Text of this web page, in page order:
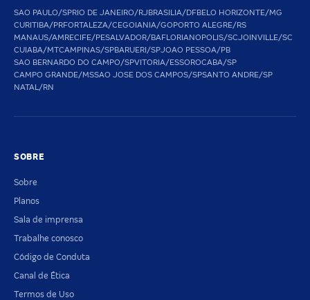
SAO PAULO/SPRIO DE JANEIRO/RJBRASILIA/DFBELO HORIZONTE/MG
CURITIBA/PRFORTALEZA/CEGOIANIA/GOPORTO ALEGRE/RS
MANAUS/AMRECIFE/PESALVADOR/BAFLORIANOPOLIS/SCJOINVILLE/SC
CUIABA/MTCAMPINAS/SPBARUERI/SPJOAO PESSOA/PB
SAO BERNARDO DO CAMPO/SPVITORIA/ESSOROCABA/SP
CAMPO GRANDE/MSSAO JOSE DOS CAMPOS/SPSANTO ANDRE/SP
NATAL/RN
SOBRE
Sobre
Planos
Sala de imprensa
Trabalhe conosco
Código de Conduta
Canal de Ética
Termos de Uso